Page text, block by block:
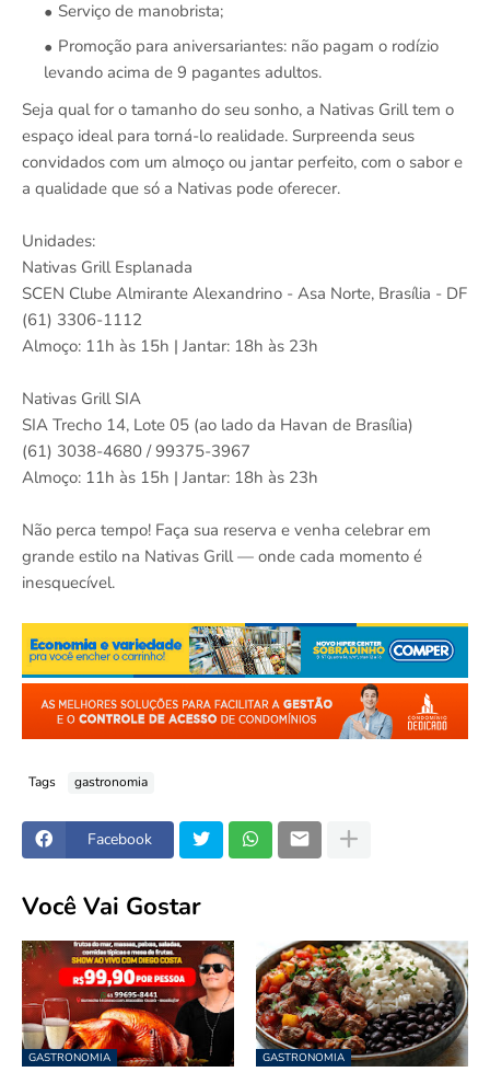
Serviço de manobrista;
Promoção para aniversariantes: não pagam o rodízio
levando acima de 9 pagantes adultos.
Seja qual for o tamanho do seu sonho, a Nativas Grill tem o
espaço ideal para torná-lo realidade. Surpreenda seus
convidados com um almoço ou jantar perfeito, com o sabor e
a qualidade que só a Nativas pode oferecer.
Unidades:
Nativas Grill Esplanada
SCEN Clube Almirante Alexandrino - Asa Norte, Brasília - DF
(61) 3306-1112
Almoço: 11h às 15h | Jantar: 18h às 23h
Nativas Grill SIA
SIA Trecho 14, Lote 05 (ao lado da Havan de Brasília)
(61) 3038-4680 / 99375-3967
Almoço: 11h às 15h | Jantar: 18h às 23h
Não perca tempo! Faça sua reserva e venha celebrar em
grande estilo na Nativas Grill — onde cada momento é
inesquecível.
Tags gastronomia
Facebook
Você Vai Gostar
GASTRONOMIA GASTRONOMIA